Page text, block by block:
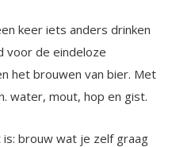
keer iets anders drinken
voor de eindeloze
het brouwen van bier. Met
water, mout, hop en gist.
brouw wat je zelf graag